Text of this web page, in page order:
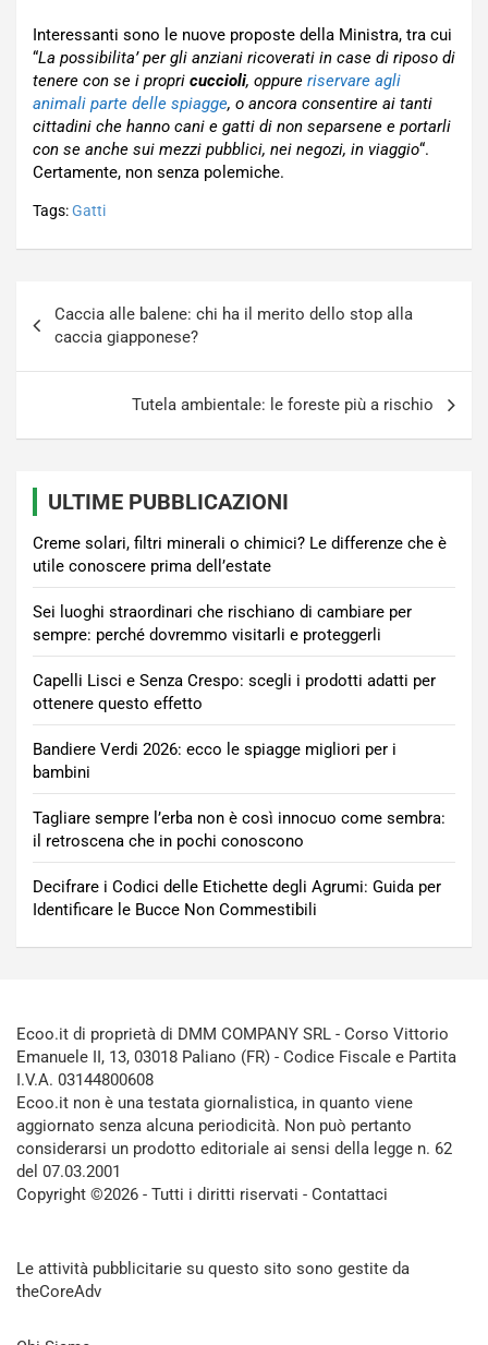
Interessanti sono le nuove proposte della Ministra, tra cui
“La possibilita’ per gli anziani ricoverati in case di riposo di
tenere con se i propri cuccioli, oppure riservare agli
animali parte delle spiagge, o ancora consentire ai tanti
cittadini che hanno cani e gatti di non separsene e portarli
con se anche sui mezzi pubblici, nei negozi, in viaggio“.
Certamente, non senza polemiche.
Tags:Gatti
articoli
Caccia alle balene: chi ha il merito dello stop alla
caccia giapponese?
Tutela ambientale: le foreste più a rischio
ULTIME PUBBLICAZIONI
Creme solari, filtri minerali o chimici? Le differenze che è
utile conoscere prima dell’estate
Sei luoghi straordinari che rischiano di cambiare per
sempre: perché dovremmo visitarli e proteggerli
Capelli Lisci e Senza Crespo: scegli i prodotti adatti per
ottenere questo effetto
Bandiere Verdi 2026: ecco le spiagge migliori per i
bambini
Tagliare sempre l’erba non è così innocuo come sembra:
il retroscena che in pochi conoscono
Decifrare i Codici delle Etichette degli Agrumi: Guida per
Identificare le Bucce Non Commestibili
Ecoo.it di proprietà di DMM COMPANY SRL - Corso Vittorio
Emanuele II, 13, 03018 Paliano (FR) - Codice Fiscale e Partita
I.V.A. 03144800608
Ecoo.it non è una testata giornalistica, in quanto viene
aggiornato senza alcuna periodicità. Non può pertanto
considerarsi un prodotto editoriale ai sensi della legge n. 62
del 07.03.2001
Copyright ©2026 - Tutti i diritti riservati - Contattaci
Le attività pubblicitarie su questo sito sono gestite da
theCoreAdv